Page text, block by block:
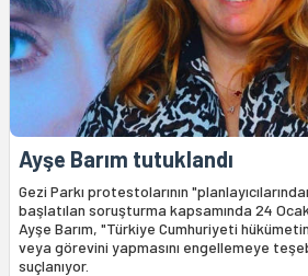
Ayşe Barım tutuklandı
Gezi Parkı protestolarının
başlatılan soruşturma kapsamında 24
Ayşe Barım, "Türkiye Cumhuriyeti
veya görevini yapmasını engellemeye
suçlanıyor.